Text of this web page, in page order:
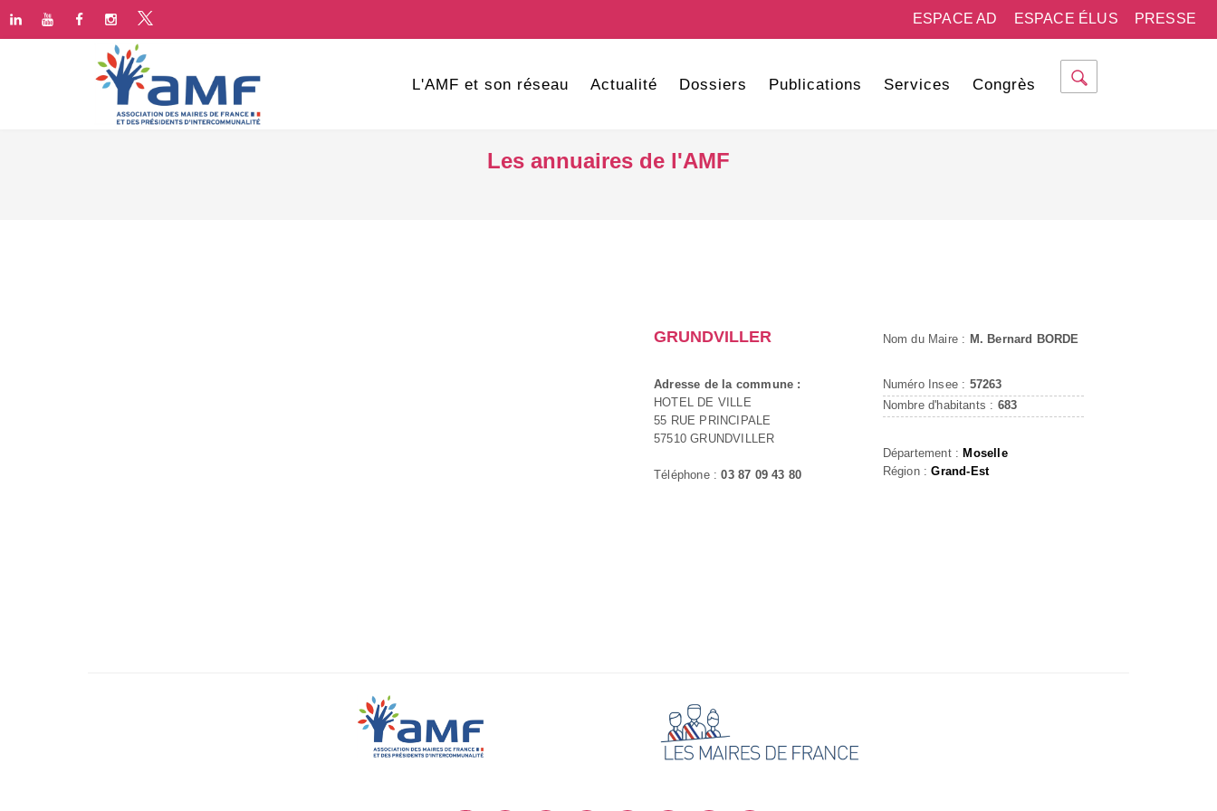
PRESSE
ESPACE ÉLUS
ESPACE AD
L'AMF et son réseau Actualité Dossiers Publications Services Congrès
Les annuaires de l'AMF
GRUNDVILLER
Adresse de la commune :
HOTEL DE VILLE
55 RUE PRINCIPALE
57510 GRUNDVILLER
Téléphone :03 87 09 43 80
Nom du Maire : M. Bernard BORDE
Numéro Insee : 57263
Nombre d'habitants : 683
Département : Moselle
Région :Grand-Est